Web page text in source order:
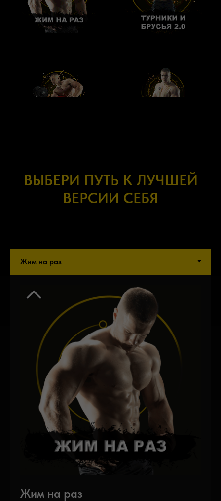
ВЫБЕРИ ПУТЬ К ЛУЧШЕЙ
ВЕРСИИ СЕБЯ
Жим на раз